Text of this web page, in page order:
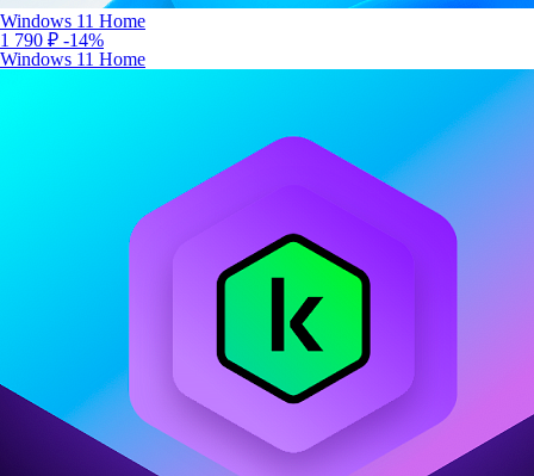
Windows 11 Home
1 790 ₽ -14%
Windows 11 Home